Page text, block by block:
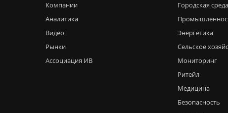
Компании
Аналитика
Видео
Рынки
Ассоциация ИВ
Городская среда
Энергетика
Сельское
Мониторинг
Ритейл
Медицина
Безопасность